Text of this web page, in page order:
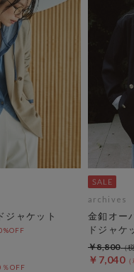
ジャケット
OFF
archives
金釦オー
ドジャケ
￥7,040
￥8,800